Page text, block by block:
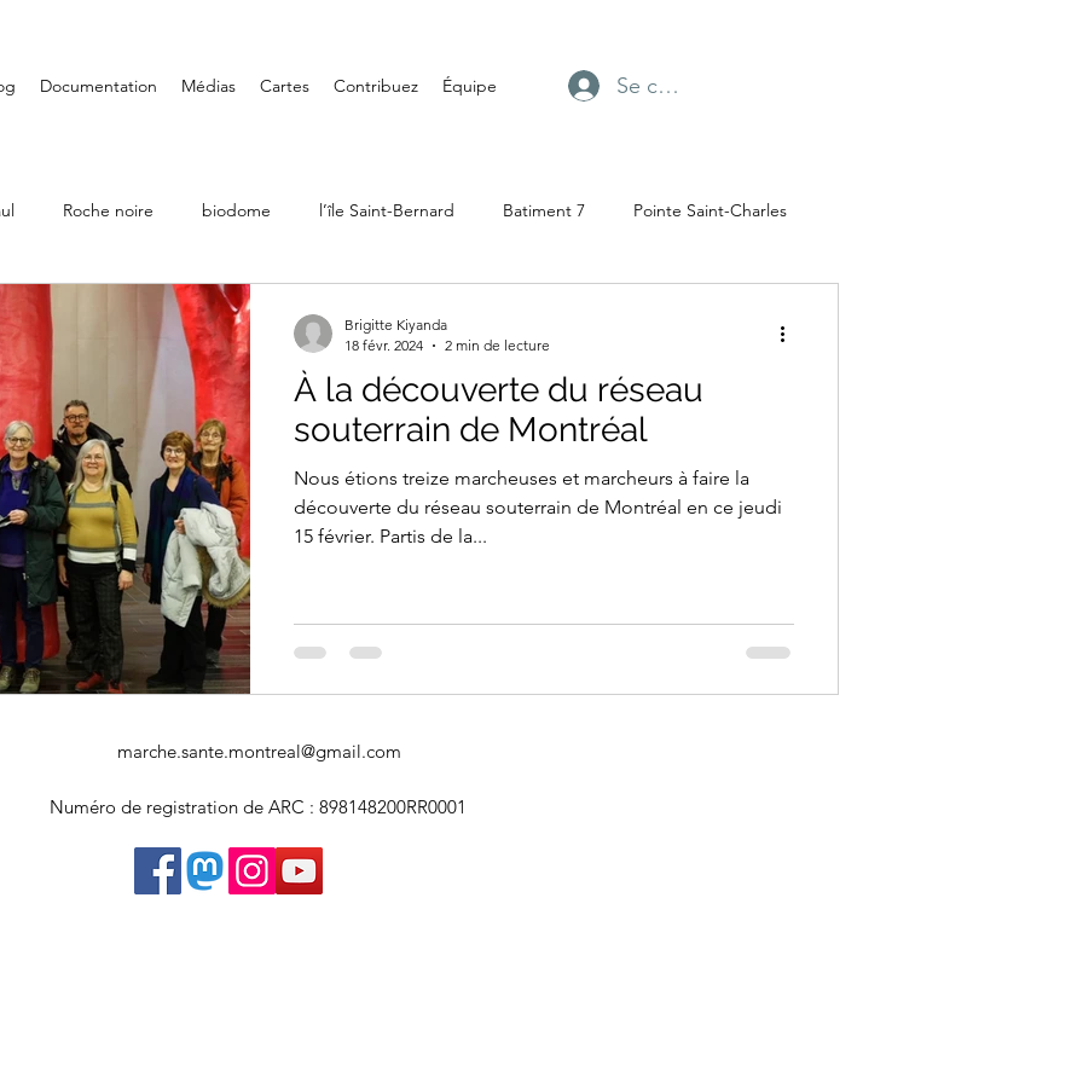
Documentation Médias Cartes Contribuez Équipe Se connecter
Roche noire biodome l’île Saint-Bernard Batiment 7 Pointe Saint-Charles
Ville Émard Musées
LaSalle Iles de Boucherville Château Dufresne Parc Angrignon
Art mural Saint-Henri Fondation PHI Carré Doré
Art souterrain Salons et expositions
À la découverte du réseau
souterrain de Montréal
Nous étions treize marcheuses et marcheurs à faire la
découverte du réseau souterrain de Montréal en ce jeudi
15 février. Partis de la...
Brigitte Kiyanda
18 févr. 2024
2 min de lecture
marche.sante.montreal@gmail.com
Numéro de registration de ARC : 898148200RR0001